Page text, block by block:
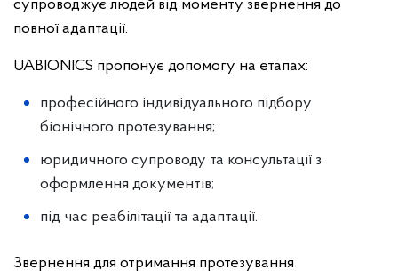
супроводжує людей від моменту звернення до
повної адаптації.
UABIONICS пропонує допомогу на етапах:
професійного індивідуального підбору
біонічного протезування;
юридичного супроводу та консультації з
оформлення документів;
під час реабілітації та адаптації.
Звернення для отримання протезування